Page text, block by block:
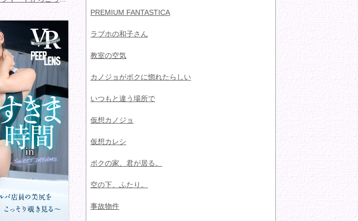
PREMIUM FANTASTICA
ラブホの和子さん
教室の空気
カノジョがボクに惚れたらしい
いつもと違う場所で
仮想カノジョ
仮想カレシ
ボクの家、君が居る。
空の下、ふたり。
事故物件